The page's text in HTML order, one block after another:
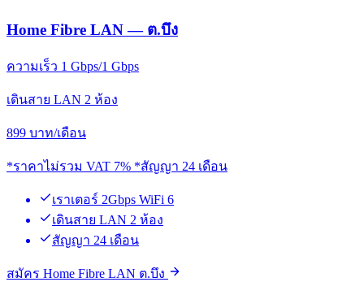
Home Fibre LAN — ต.บึง
ความเร็ว 1 Gbps/1 Gbps
เดินสาย LAN 2 ห้อง
899 บาท/เดือน
*ราคาไม่รวม VAT 7% *สัญญา 24 เดือน
เราเตอร์ 2Gbps WiFi 6
เดินสาย LAN 2 ห้อง
สัญญา 24 เดือน
สมัคร Home Fibre LAN ต.บึง